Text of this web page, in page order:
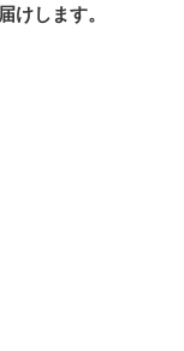
けします。